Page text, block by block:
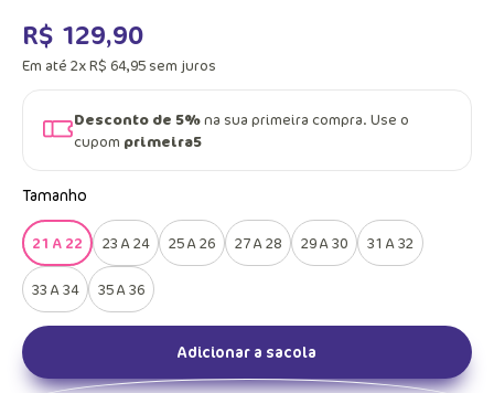
R$ 129,90
Em até 2xR$ 64,95 sem juros
Desconto de 5%na sua primeira compra. Use o
cupom primeira5
Tamanho
21 A 22 23 A 24 25 A 26 27 A 28 29 A 30 31 A 32
33 A 34 35 A 36
Adicionar a sacola